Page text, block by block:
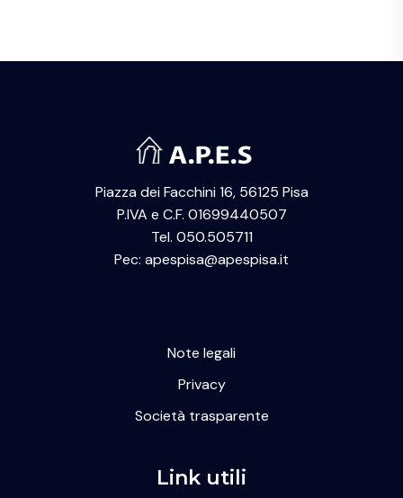
Piazza dei Facchini 16, 56125 Pisa
P.IVA e C.F. 01699440507
Tel. 050.505711
Pec: apespisa@apespisa.it
Note legali
Privacy
Società trasparente
Link utili